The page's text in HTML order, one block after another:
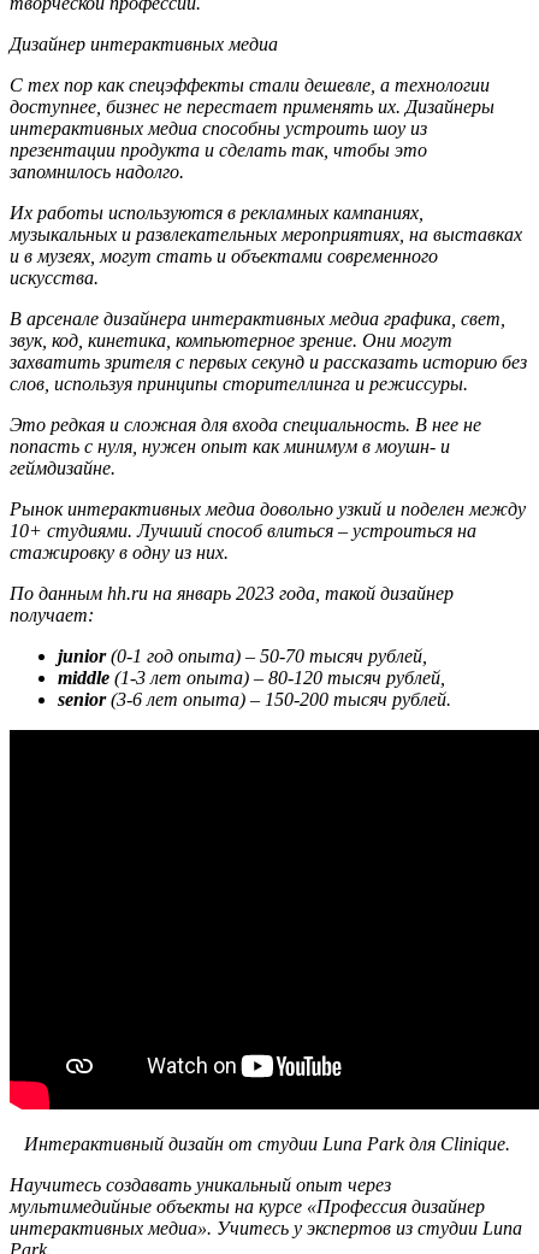
Дизайнер интерактивных медиа
С тех пор как спецэффекты стали дешевле, а технологии
доступнее, бизнес не перестает применять их. Дизайнеры
интерактивных медиа способны устроить шоу из
презентации продукта и сделать так, чтобы это
запомнилось надолго.
Их работы используются в рекламных кампаниях,
музыкальных и развлекательных мероприятиях, на выставках
и в музеях, могут стать и объектами современного
искусства.
В арсенале дизайнера интерактивных медиа графика, свет,
звук, код, кинетика, компьютерное зрение. Они могут
захватить зрителя с первых секунд и рассказать историю без
слов, используя принципы сторителлинга и режиссуры.
Это редкая и сложная для входа специальность. В нее не
попасть с нуля, нужен опыт как минимум в моушн- и
геймдизайне.
Рынок интерактивных медиа довольно узкий и поделен между
10+ студиями. Лучший способ влиться – устроиться на
стажировку в одну из них.
По данным hh.ru на январь 2023 года, такой дизайнер
получает:
junior(0-1 год опыта) – 50-70 тысяч рублей,
middle (1-3 лет опыта) – 80-120 тысяч рублей,
senior(3-6 лет опыта) – 150-200 тысяч рублей.
Интерактивный дизайн от студии Luna Park для Clinique.
Научитесь создавать уникальный опыт через
мультимедийные объекты на курсе «Профессия дизайнер
интерактивных медиа». Учитесь у экспертов из студии Luna
Park.